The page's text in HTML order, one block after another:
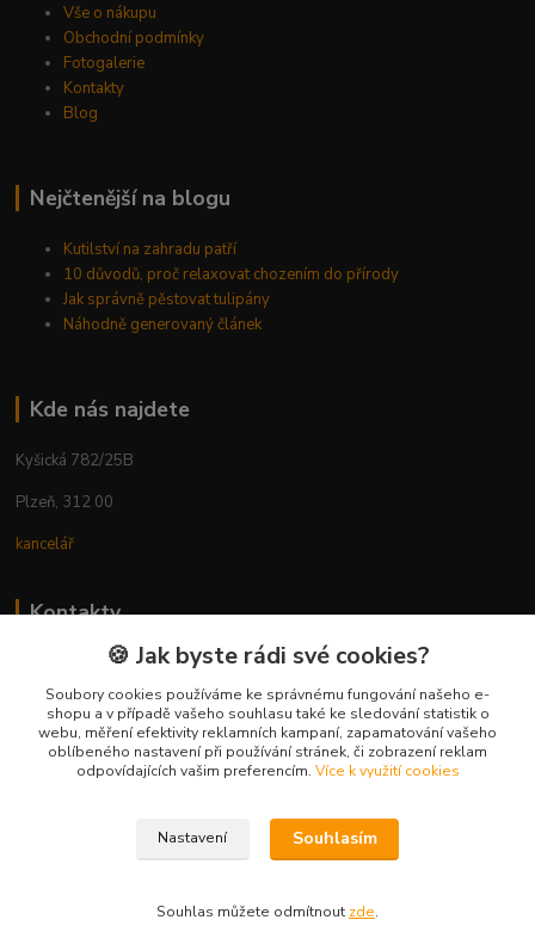
Vše o nákupu
Obchodní podmínky
Fotogalerie
Kontakty
Blog
Nejčtenější na blogu
Kutilství na zahradu patří
10 důvodů, proč relaxovat chozením do přírody
Jak správně pěstovat tulipány
Náhodně generovaný článek
Kde nás najdete
Kyšická 782/25B
Plzeň, 312 00
kancelář
Kontakty
Ing. Michal Vaněk
+420 603 332 100
(Po-Pá, 10-17 hod.)
info@vyhodnynakup.eu
🍪 Jak byste rádi své cookies?
Soubory cookies používáme ke správnému fungování našeho e-
shopu a v případě vašeho souhlasu také ke sledování statistik o
webu, měření efektivity reklamních kampaní, zapamatování vašeho
oblíbeného nastavení při používání stránek, či zobrazení reklam
odpovídajících vašim preferencím. Více k využití cookies
Nastavení Souhlasím
Souhlas můžete odmítnout zde.